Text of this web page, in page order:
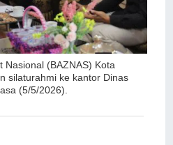
Nasional (BAZNAS) Kota
silaturahmi ke kantor Dinas
(5/5/2026).